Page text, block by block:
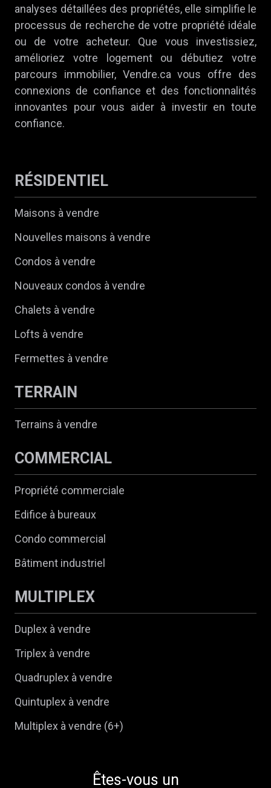
analyses détaillées des propriétés, elle simplifie le
processus de recherche de votre propriété idéale
ou de votre acheteur. Que vous investissiez,
amélioriez votre logement ou débutiez votre
parcours immobilier, Vendre.ca vous offre des
connexions de confiance et des fonctionnalités
innovantes pour vous aider à investir en toute
confiance.
RÉSIDENTIEL
Maisons à vendre
Nouvelles maisons à vendre
Condos à vendre
Nouveaux condos à vendre
Chalets à vendre
Lofts à vendre
Fermettes à vendre
TERRAIN
Terrains à vendre
COMMERCIAL
Propriété commerciale
Edifice à bureaux
Condo commercial
Bâtiment industriel
MULTIPLEX
Duplex à vendre
Triplex à vendre
Quadruplex à vendre
Quintuplex à vendre
Multiplex à vendre (6+)
Êtes-vous un